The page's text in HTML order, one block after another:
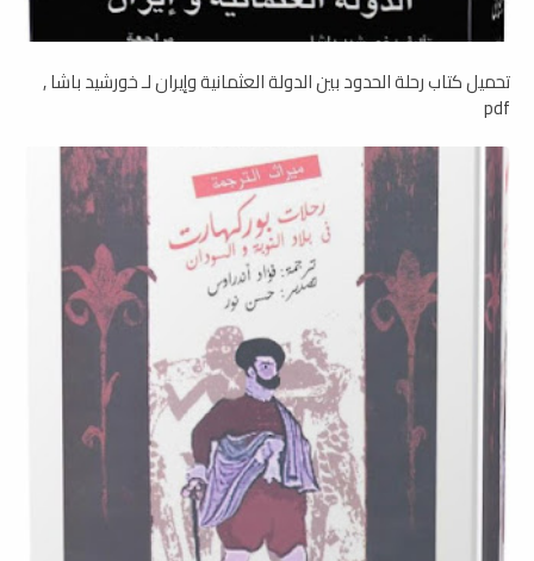
تحميل كتاب رحلة الحدود بين الدولة العثمانية وإيران لـ خورشيد باشا ,
pdf